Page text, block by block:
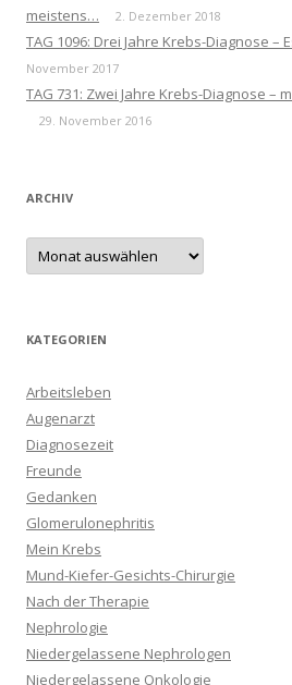
meistens…
2. Dezember 2018
TAG 1096: Drei Jahre Krebs-Diagnose –
November 2017
TAG 731: Zwei Jahre Krebs-Diagnose –
29. November 2016
ARCHIV
Archiv
KATEGORIEN
Arbeitsleben
Augenarzt
Diagnosezeit
Freunde
Gedanken
Glomerulonephritis
Mein Krebs
Mund-Kiefer-Gesichts-Chirurgie
Nach der Therapie
Nephrologie
Niedergelassene Nephrologen
Niedergelassene Onkologie